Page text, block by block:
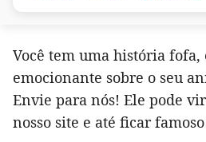
Você tem uma história fofa,
emocionante sobre o seu
Envie para nós! Ele pode
nosso site e até ficar